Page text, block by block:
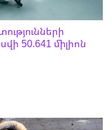
50.641 միլիոն